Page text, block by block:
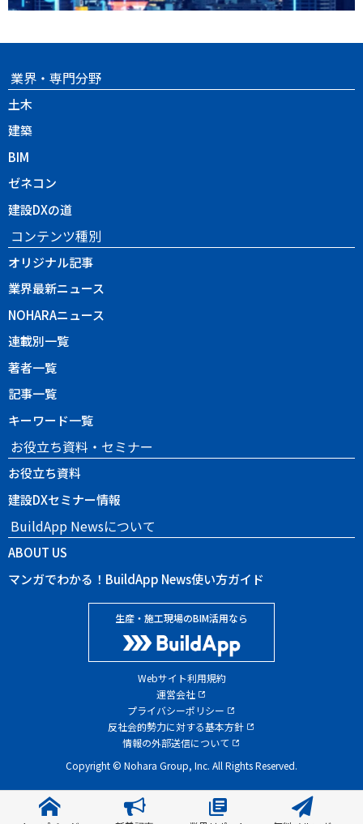
業界・専門分野
土木
建築
BIM
ゼネコン
建設DXの道
コンテンツ種別
オリジナル記事
業界最新ニュース
NOHARAニュース
連載別一覧
著者一覧
記事一覧
キーワード一覧
お役立ち資料・セミナー
お役立ち資料
建設DXセミナー情報
BuildApp Newsについて
ABOUT US
マンガでわかる！BuildApp News使い方ガイド
生産・施工現場のBIM活用なら
Webサイト利用規約
運営会社
プライバシーポリシー
反社会的勢力に対する基本方針
情報の外部送信について
Copyright © Nohara Group, Inc. All Rights Reserved.